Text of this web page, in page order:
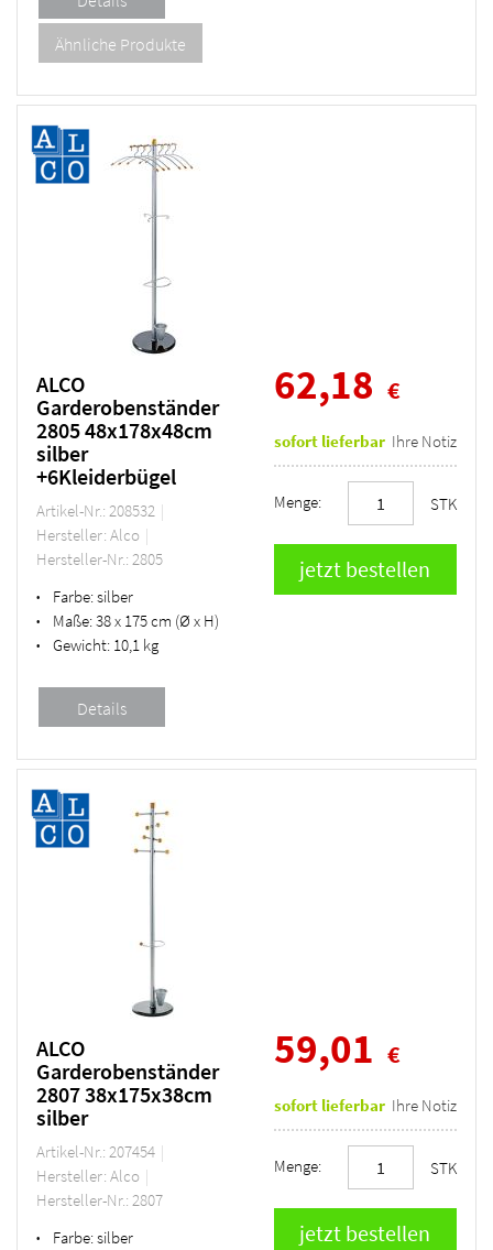
ALCO
Garderobenständer
2805 48x178x48cm
silber
+6Kleiderbügel
Artikel-Nr.: 208532
Hersteller: Alco
Hersteller-Nr.: 2805
• Farbe:silber
• Maße:38 x 175 cm (Ø x H)
• Gewicht: 10,1 kg
62,18 €
sofort lieferbar Ihre Notiz
Menge: STK
ALCO
Garderobenständer
2807 38x175x38cm
silber
Artikel-Nr.: 207454
Hersteller: Alco
Hersteller-Nr.: 2807
• Farbe:silber
59,01 €
sofort lieferbar Ihre Notiz
Menge: STK